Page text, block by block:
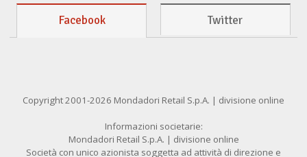
Facebook Twitter
Copyright 2001-2026 Mondadori Retail S.p.A. | divisione online
Informazioni societarie:
Mondadori Retail S.p.A. | divisione online
Società con unico azionista soggetta ad attività di direzione e